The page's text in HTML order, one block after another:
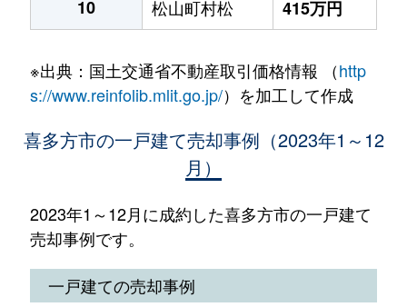
10
松山町村松 415万円
※出典：国土交通省不動産取引価格情報 （http
s://www.reinfolib.mlit.go.jp/）を加工して作成
喜多方市の一戸建て売却事例（2023年1～12
月）
2023年1～12月に成約した喜多方市の一戸建て
売却事例です。
一戸建ての売却事例